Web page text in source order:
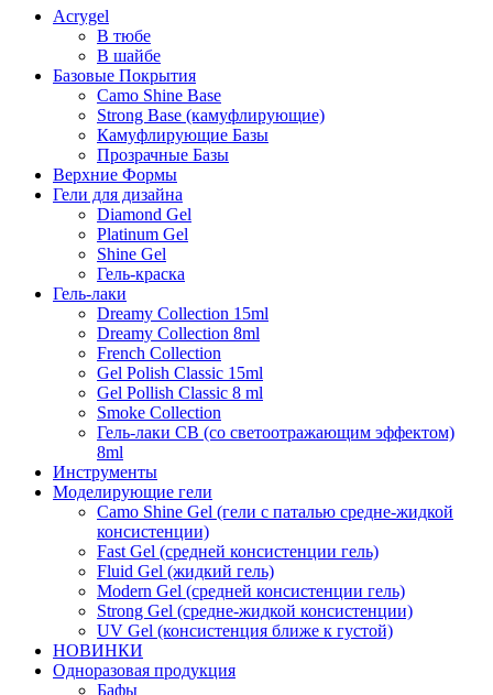
Acrygel
В тюбе
В шайбе
Базовые Покрытия
Camo Shine Base
Strong Base (камуфлирующие)
Камуфлирующие Базы
Прозрачные Базы
Верхние Формы
Гели для дизайна
Diamond Gel
Platinum Gel
Shine Gel
Гель-краска
Гель-лаки
Dreamy Collection 15ml
Dreamy Collection 8ml
French Collection
Gel Polish Classic 15ml
Gel Pollish Classic 8 ml
Smoke Collection
Гель-лаки СВ (со светоотражающим эффектом)
8ml
Инструменты
Моделирующие гели
Camo Shine Gel (гели с паталью средне-жидкой
консистенции)
Fast Gel (средней консистенции гель)
Fluid Gel (жидкий гель)
Modern Gel (средней консистенции гель)
Strong Gel (средне-жидкой консистенции)
UV Gel (консистенция ближе к густой)
НОВИНКИ
Одноразовая продукция
Бафы